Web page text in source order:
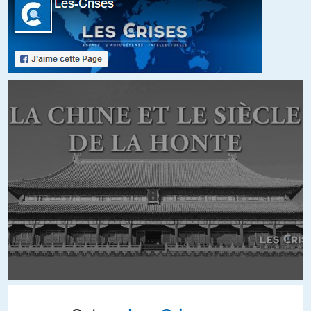
+9 ALERTER
Sam//19.06.2017 à 23h19
La xénophobie est devenue accessoire au FN non pas parce
qu’elle a baissé chez eux, mais qu’elle est montée partout
laisser des centaines de milliers de familles couler au fond de la
organiser des charter de roms, …
La xénophobie du FN parait archaïque, c’est une xénophobie
« de chez nous », façon « le temps béni des colonies », qui pleure
la disparition de l’empire français.
Par contre, la xénophobie ordinaire elle, tue quotidiennement
des foules considérables dans l’indifférence la plus absolue.